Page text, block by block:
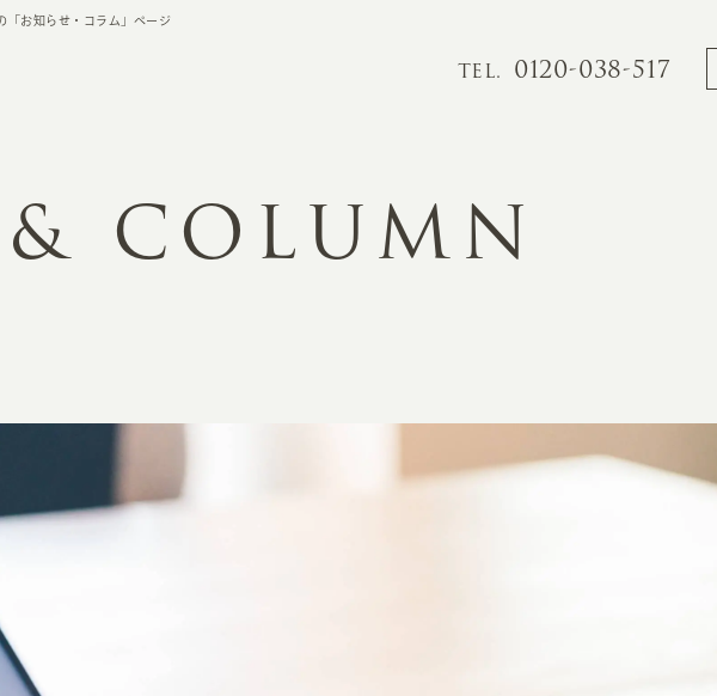
「お知らせ・コラム」ページ
TEL. 0120-038-517
COLUMN